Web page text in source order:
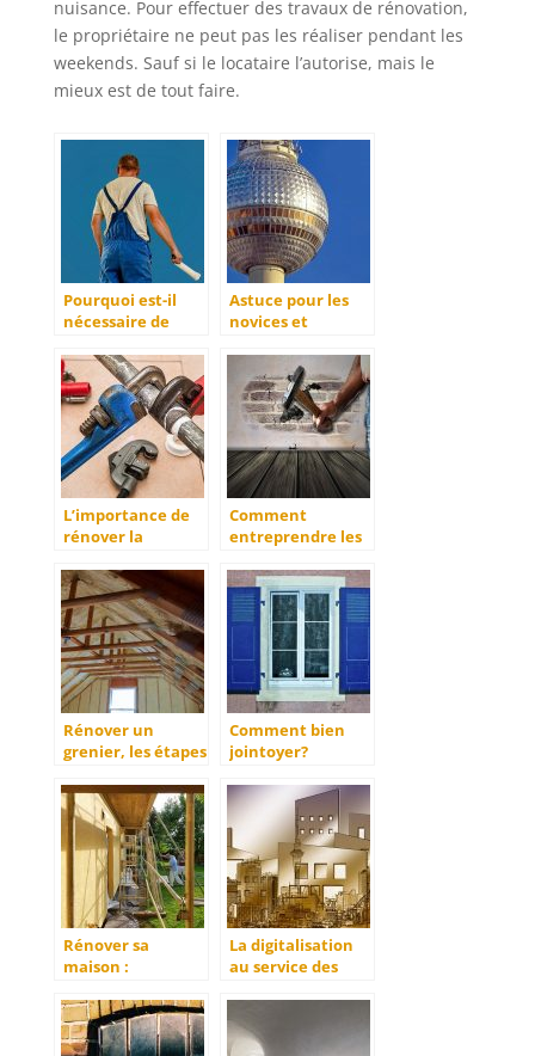
nuisance. Pour effectuer des travaux de rénovation,
le propriétaire ne peut pas les réaliser pendant les
weekends. Sauf si le locataire l’autorise, mais le
mieux est de tout faire.
Pourquoi est-il
nécessaire de
?
Astuce pour les
novices et
L’importance de
rénover la
Comment
entreprendre les
rénovation de
votre maison ?
Rénover un
grenier, les étapes
Comment bien
jointoyer?
Rénover sa
maison :
sa rénovation ?
La digitalisation
au service des
batiments